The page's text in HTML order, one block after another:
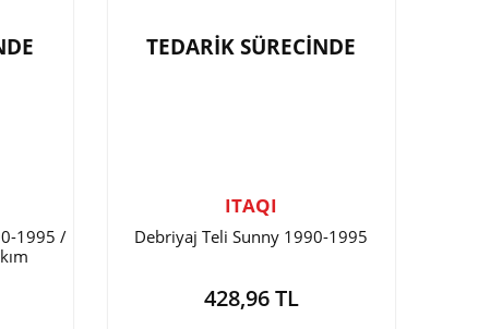
1995 /
TEDARİK SÜRECİNDE
ITAQI
Debriyaj Teli Sunny 1990-1995
428,96 TL